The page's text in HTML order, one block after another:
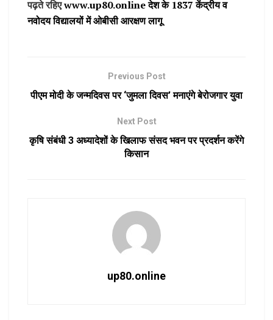
पढ़ते रहिएwww.up80.online देश के 1837 केंद्रीय व
नवोदय विद्यालयों में ओबीसी आरक्षण लागू
Previous Post
पीएम मोदी के जन्मदिवस पर ‘जुमला दिवस’ मनाएंगे बेरोजगार युवा
Next Post
कृषि संबंधी 3 अध्यादेशों के खिलाफ संसद भवन पर प्रदर्शन करेंगे
किसान
up80.online